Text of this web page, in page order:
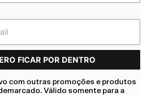
com outras promoções e produtos
Válido somente para a